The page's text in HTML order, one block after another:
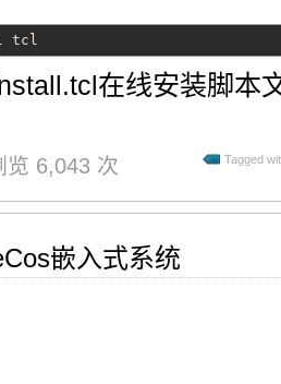
tcl
在线安装脚本
览 6,043 次 Tagged
嵌入式系统